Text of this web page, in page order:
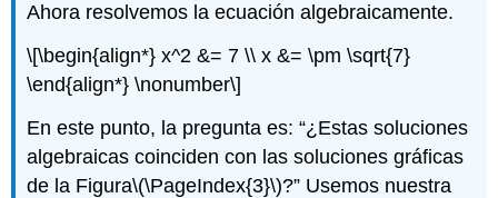
Ahora resolvemos la ecuación algebraicamente.
\[\begin{align*} x^2 &= 7 \\ x &= \pm \sqrt{7}
\end{align*} \nonumber\]
En este punto, la pregunta es: “¿Estas soluciones
algebraicas coinciden con las soluciones gráficas
de la Figura\(\PageIndex{3}\)?” Usemos nuestra